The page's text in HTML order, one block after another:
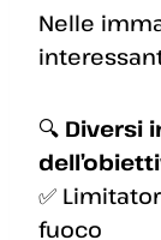
Nelle
🔍 Diversi
✅
fuoco